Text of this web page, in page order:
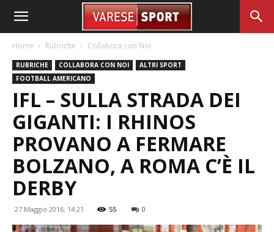
Home Rubriche Collabora con Noi
RUBRICHE COLLABORA CON NOI
ALTRI SPORT
FOOTBALL AMERICANO
IFL – SULLA STRADA DEI
GIGANTI: I RHINOS
PROVANO A FERMARE
BOLZANO, A ROMA C’È IL
DERBY
27 Maggio 2016, 14:21 55 0